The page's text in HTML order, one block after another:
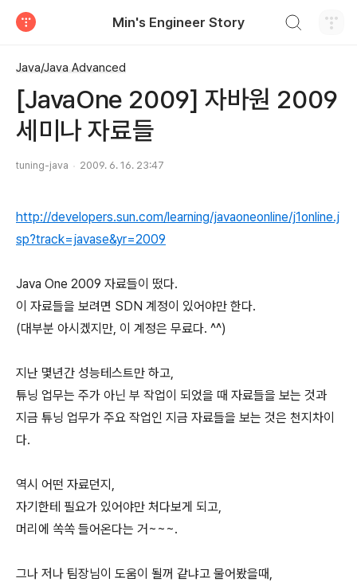
Min's Engineer Story
Java/Java Advanced
[JavaOne 2009] 자바원 2009
세미나 자료들
tuning-java 2009. 6. 16. 23:47
http://developers.sun.com/learning/javaoneonline/j1online.j
sp?track=javase&yr=2009
Java One 2009 자료들이 떴다.
이 자료들을 보려면 SDN 계정이 있어야만 한다.
(대부분 아시겠지만, 이 계정은 무료다. ^^)
지난 몇년간 성능테스트만 하고,
튜닝 업무는 주가 아닌 부 작업이 되었을 때 자료들을 보는 것과
지금 튜닝 업무가 주요 작업인 지금 자료들을 보는 것은 천지차이
다.
역시 어떤 자료던지,
자기한테 필요가 있어야만 처다보게 되고,
머리에 쏙쏙 들어온다는 거~~~.
그나 저나 팀장님이 도움이 될꺼 같냐고 물어봤을때,